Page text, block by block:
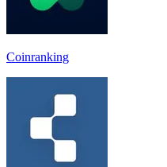
Coinranking